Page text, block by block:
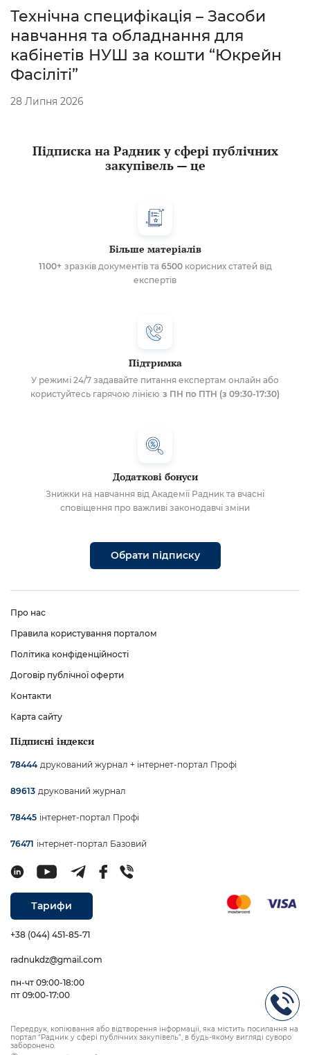
Технічна специфікація – Засоби
навчання та обладнання для
кабінетів НУШ за кошти “Юкрейн
Фасіліті”
28 Липня 2026
Підписка на Радник у сфері публічних
закупівель — це
Більше матеріалів
1100+ зразків документів та 6500корисних статей від
експертів
Підтримка
У режимі 24/7 задавайте питання експертам онлайн або
користуйтесь гарячою лінією з ПН по ПТН (з 09:30-17:30)
Додаткові бонуси
Знижки на навчання від Академії Радник та вчасні
сповіщення про важливі законодавчі зміни
Обрати підписку
Про нас
Правила користування порталом
Політика конфіденційності
Договір публічної оферти
Контакти
Карта сайту
Підписні індекси
78444 друкований журнал + інтернет-портал Профі
89613 друкований журнал
78445 інтернет-портал Профі
76471 інтернет-портал Базовий
Тарифи
+38 (044) 451-85-71
radnukdz@gmail.com
пн-чт 09:00-18:00
пт 09:00-17:00
Передрук, копіювання або відтворення інформації, яка містить посилання на
портал “Радник у сфері публічних закупівель”, в будь-якому вигляді суворо
заборонено.